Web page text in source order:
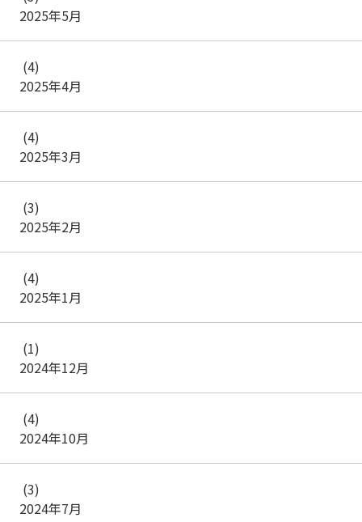
2025年5月
2025年4月
(4)
2025年3月
(4)
2025年2月
(3)
2025年1月
(4)
2024年12月
(1)
2024年10月
(4)
2024年7月
(3)